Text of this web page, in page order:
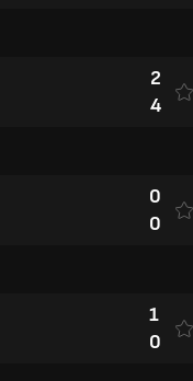
2
4
0
0
1
0